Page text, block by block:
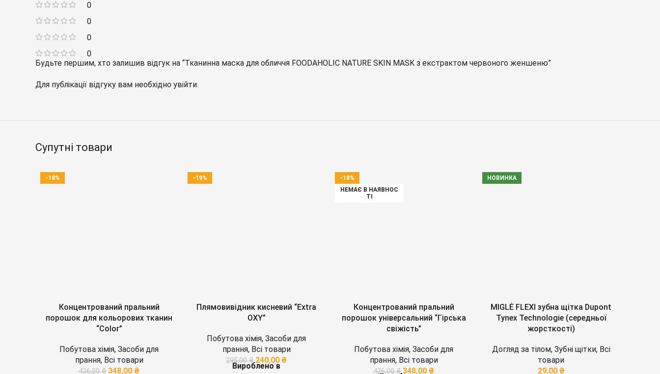
0
0
0
0
Будьте першим, хто залишив відгук на “Тканинна маска для обличчя FOODAHOLIC NATURE SKIN MASK з екстрактом червоного женшеню”
Для публікації відгуку вам необхідно увійти.
Супутні товари
-18%
Концентрований пральний
порошок для кольорових тканин
“Color”
Побутова хімія, Засоби для
прання, Всі товари
426,00₴ 348,00 ₴
-19%
Плямовивідник кисневий “Extra
OXY”
Побутова хімія, Засоби для
прання, Всі товари
295,00₴ 240,00 ₴
Вироблено в
-18%
НЕМАЄ В НАЯВНОС
ТІ
Концентрований пральний
порошок універсальний “Гірська
свіжість”
Побутова хімія, Засоби для
прання, Всі товари
426,00₴ 348,00 ₴
НОВИНКА
MIGLĖ FLEXI зубна щітка Dupont
Tynex Technologie (середньої
жорсткості)
Догляд за тілом, Зубні щітки, Всі
товари
29,00 ₴